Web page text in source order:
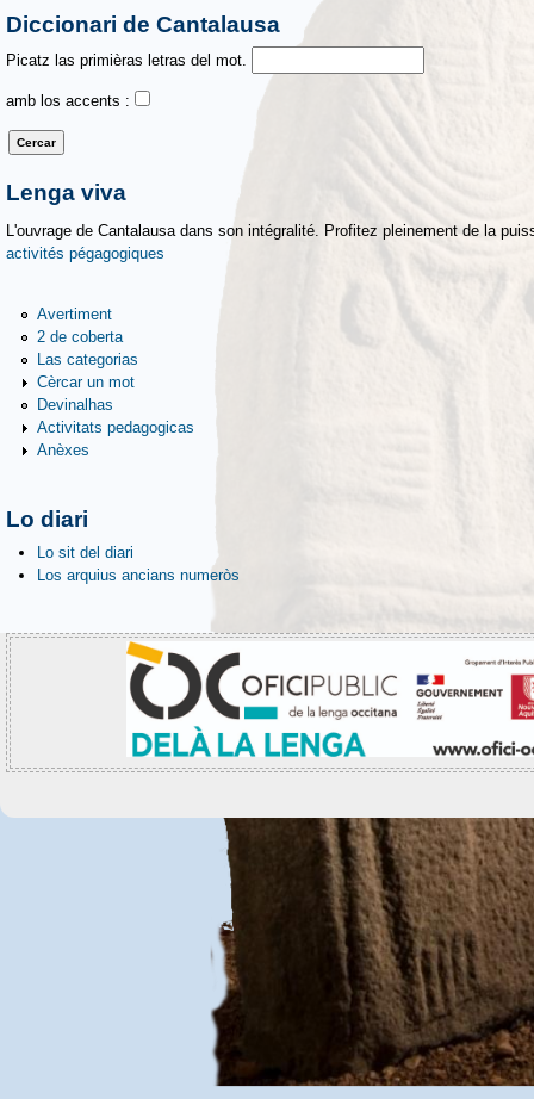
Diccionari de Cantalausa
Picatz las primièras letras del mot.
amb los accents :
Lenga viva
L'ouvrage de Cantalausa dans son intégralité. Profitez pleinement de la
activités pégagogiques
Avertiment
2 de coberta
Las categorias
Cèrcar un mot
Devinalhas
Activitats pedagogicas
Anèxes
Lo diari
Lo sit del diari
Los arquius ancians numeròs